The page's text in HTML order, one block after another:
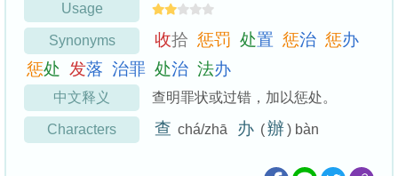
Usage
Synonyms 收拾 惩罚 处置 惩治 惩办
惩处 发落 治罪 处治 法办
中文释义 查明罪状或过错，加以惩处。
Characters 查 chá/zhā 办 (辦) bàn